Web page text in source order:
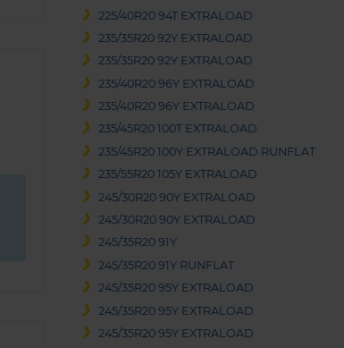
225/40R20 94T EXTRALOAD
235/35R20 92Y EXTRALOAD
235/35R20 92Y EXTRALOAD
235/40R20 96Y EXTRALOAD
235/40R20 96Y EXTRALOAD
235/45R20 100T EXTRALOAD
235/45R20 100Y EXTRALOAD RUNFLAT
235/55R20 105Y EXTRALOAD
245/30R20 90Y EXTRALOAD
245/30R20 90Y EXTRALOAD
245/35R20 91Y
245/35R20 91Y RUNFLAT
245/35R20 95Y EXTRALOAD
245/35R20 95Y EXTRALOAD
245/35R20 95Y EXTRALOAD